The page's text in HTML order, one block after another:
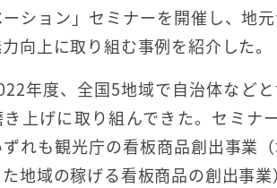
ション」セミナーを開催し、地
向上に取り組む事例を紹介した。
年度、全国5地域で自治体など
上げに取り組んできた。セミナ
れも観光庁の看板商品創出事業
地域の稼げる看板商品の創出事業